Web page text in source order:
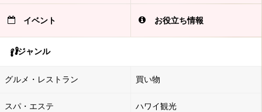
イベント お役立ち情報
ジャンル
グルメ・レストラン 買い物
スパ・エステ ハワイ観光